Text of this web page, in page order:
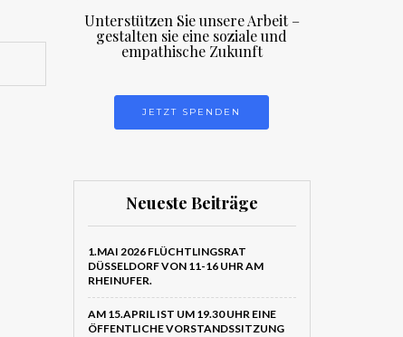
Unterstützen Sie unsere Arbeit –
gestalten sie eine soziale und
empathische Zukunft
JETZT SPENDEN
Neueste Beiträge
1.MAI 2026 FLÜCHTLINGSRAT
DÜSSELDORF VON 11-16 UHR AM
RHEINUFER.
AM 15.APRIL IST UM 19.30 UHR EINE
ÖFFENTLICHE VORSTANDSSITZUNG